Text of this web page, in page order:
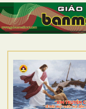
TRANG NHẤT
GIỚI THIỆU
DÒNG TU
BAN MỤC VỤ
ĐOÀN THỂ CG